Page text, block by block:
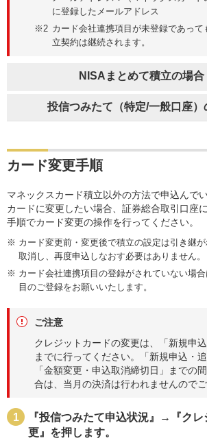
に登録したメールアドレス
カード会社連携項目が未登録であっ
立契約は継続されます。
NISAまとめて積立の場合
投信つみたて（特定/一般口座）
カード変更手順
マネックスカード積立以外の方法で申込んで
カードに変更したい場合、証券総合取引口座
手順でカード変更の操作を行ってください。
カード変更前・変更後で積立の設定は引き継
取消し、再度申込しなおす必要はありません。
カード会社連携項目の登録がされていない場
目のご登録をお願いいたします。
ご注意
クレジットカードの変更は、「新規申
までに行ってください。「新規申込・
「金額変更・申込取消締切日」までの
合は、当月の決済は行われませんのでご
『投信つみたて申込状況』→『ク
更』を押します。